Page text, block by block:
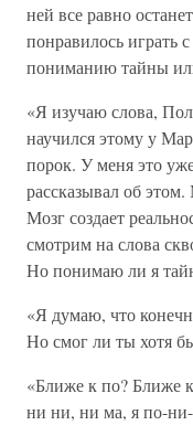
ней все равно
понравилось играть
пониманию тайны
«Я изучаю слова,
научился этому у
порок. У меня это
рассказывал об
Мозг создает
смотрим на слова
Но понимаю ли я
«Я думаю, что
Но смог ли ты хотя
«Ближе к по? Ближе
ни ни, ни ма, я по-